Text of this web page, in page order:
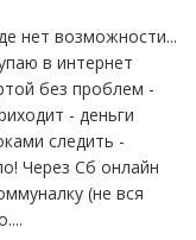
в интернет
без проблем -
- деньги
следить -
Через Сб онлайн
(не вся